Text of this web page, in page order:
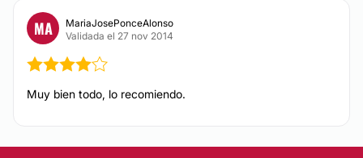
MA
MariaJosePonceAlonso
Validada el 27 nov 2014
Muy bien todo, lo recomiendo.